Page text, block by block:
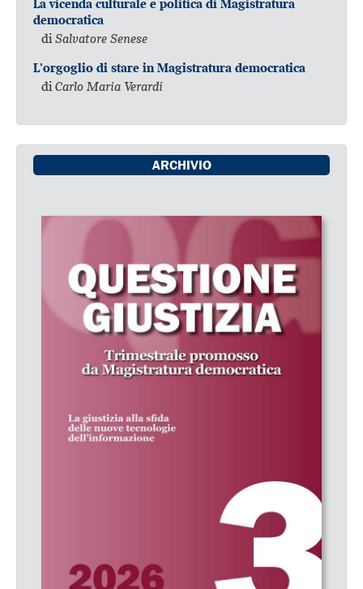
La vicenda culturale e politica di Magistratura
democratica
di Salvatore Senese
L’orgoglio di stare in Magistratura democratica
di Carlo Maria Verardi
ARCHIVIO